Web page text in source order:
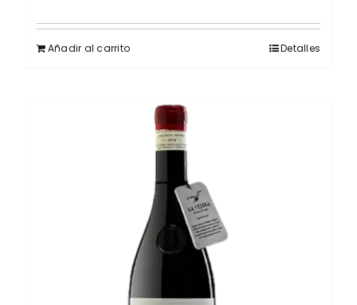
Añadir al carrito Detalles